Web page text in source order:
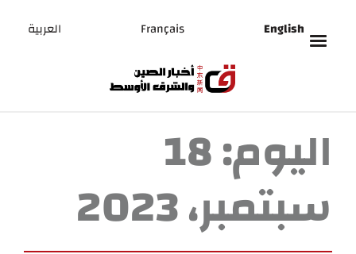
English
Français العربية
اليوم:18
سبتمبر، 2023